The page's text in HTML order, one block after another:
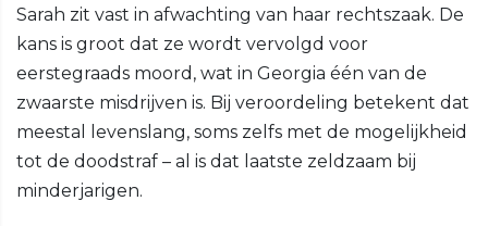
Sarah zit vast in afwachting van haar rechtszaak. De
kans is groot dat ze wordt vervolgd voor
eerstegraads moord, wat in Georgia één van de
zwaarste misdrijven is. Bij veroordeling betekent dat
meestal levenslang, soms zelfs met de mogelijkheid
tot de doodstraf – al is dat laatste zeldzaam bij
minderjarigen.